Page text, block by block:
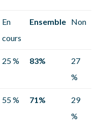
En
cours
Ensemble Non
25 % 83%
27
%
55 % 71%
29
%